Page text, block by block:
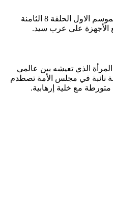
حمل الآن مسلسل ضمير مستتر الموسم الاول الحلقة 8 الثامنة
الأجهزة على عرب سيد.
الذي تعيشه بين عالمي
نائبة في مجلس الأمة تصطدم
مع خلية إرهابية.